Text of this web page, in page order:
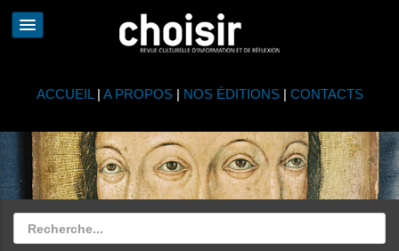
ACCUEIL | A PROPOS| NOS ÉDITIONS| CONTACTS